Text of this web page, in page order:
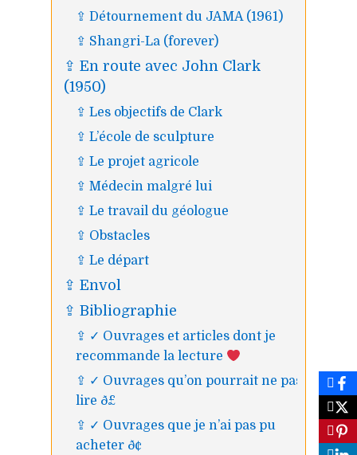
⇪ Détournement du JAMA(1961)
⇪ Shangri-La (forever)
⇪ En route avec John Clark
(1950)
⇪ Les objectifs de Clark
⇪ L’école de sculpture
⇪ Le projet agricole
⇪ Médecin malgré lui
⇪ Le travail du géologue
⇪ Obstacles
⇪ Le départ
⇪ Envol
⇪ Bibliographie
⇪ ✓ Ouvrages et articles dont je
recommande la lecture
⇪ ✓ Ouvrages qu’on pourrait ne pas
lire ð£
⇪ ✓ Ouvrages que je n’ai pas pu
acheter ð¢